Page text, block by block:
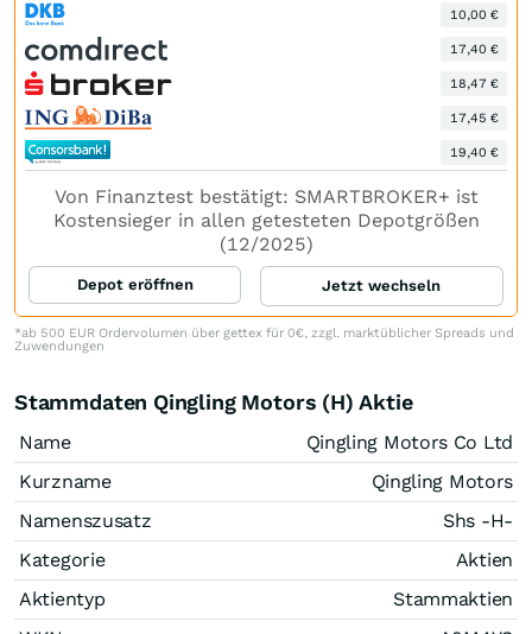
10,00 €
17,40 €
18,47 €
17,45 €
19,40 €
Von Finanztest bestätigt: SMARTBROKER+ ist
Kostensieger in allen getesteten Depotgrößen
(12/2025)
Depot eröffnen Jetzt wechseln
*ab 500 EUR Ordervolumen über gettex für 0€, zzgl. marktüblicher Spreads und
Zuwendungen
Stammdaten Qingling Motors (H) Aktie
Name
Qingling Motors Co Ltd
Kurzname
Qingling Motors
Namenszusatz
Shs -H-
Kategorie
Aktien
Aktientyp
Stammaktien